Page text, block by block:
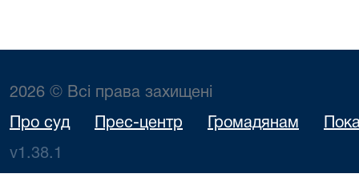
2026 © Всі права захищені
Про суд Прес-центр Громадянам
v1.38.1